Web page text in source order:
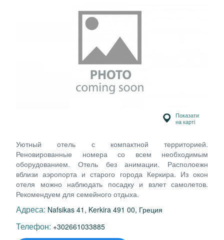
Показати
на карті
Уютный отель с компактной территорией.
Реновированные номера со всем необходимым
оборудованием. Отель без анимации. Располоежн
вблизи аэропорта и старого города Керкира. Из окон
отеля можно наблюдать посадку и взлет самолетов.
Рекомендуем для семейного отдыха.
Адреса: Nafsikas 41, Kerkira 491 00, Греция
Телефон: +302661033885